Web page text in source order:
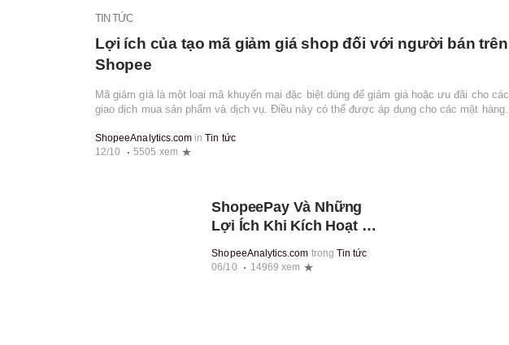
TIN TỨC
Lợi ích của tạo mã giảm giá shop đối với người bán trên
Shopee
Mã giảm giá là một loại mã khuyến mại đặc biệt dùng để giảm giá hoặc ưu đãi cho các
giao dịch mua sản phẩm và dịch vụ. Điều này có thể được áp dụng cho các mặt hàng
ShopeeAnalytics.com inTin tức
12/10
5505 xem
ShopeePay Và Những
Lợi Ích Khi Kích Hoạt Ví
ShopeeAnalytics.com trong Tin tức
06/10
14969 xem